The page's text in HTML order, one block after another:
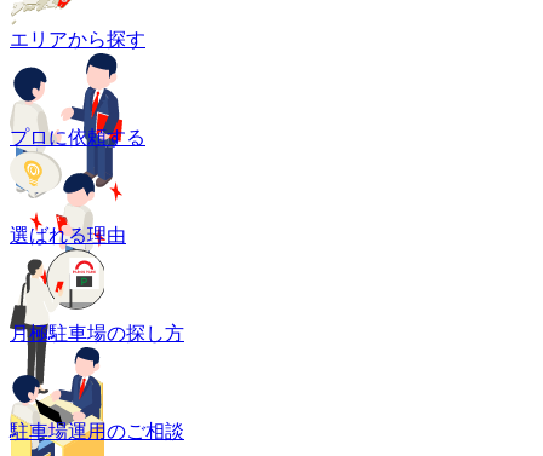
エリアから探す
プロに依頼する
選ばれる理由
月極駐車場の探し方
駐車場運用のご相談